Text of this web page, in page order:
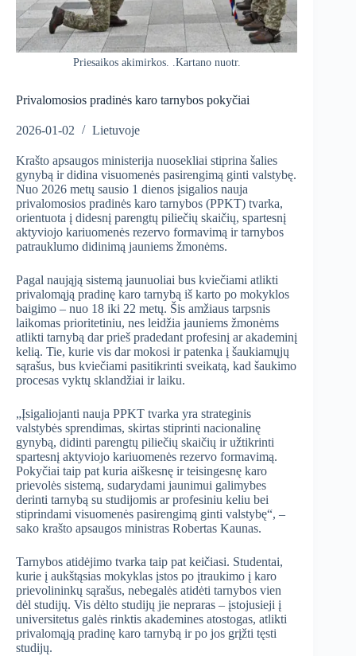
Priesaikos akimirkos. .Kartano nuotr.
Privalomosios pradinės karo tarnybos pokyčiai
2026-01-02 Lietuvoje
Krašto apsaugos ministerija nuosekliai stiprina šalies
gynybą ir didina visuomenės pasirengimą ginti valstybę.
Nuo 2026 metų sausio 1 dienos įsigalios nauja
privalomosios pradinės karo tarnybos (PPKT) tvarka,
orientuota į didesnį parengtų piliečių skaičių, spartesnį
aktyviojo kariuomenės rezervo formavimą ir tarnybos
patrauklumo didinimą jauniems žmonėms.
Pagal naująją sistemą jaunuoliai bus kviečiami atlikti
privalomąją pradinę karo tarnybą iš karto po mokyklos
baigimo – nuo 18 iki 22 metų. Šis amžiaus tarpsnis
laikomas prioritetiniu, nes leidžia jauniems žmonėms
atlikti tarnybą dar prieš pradedant profesinį ar akademinį
kelią. Tie, kurie vis dar mokosi ir patenka į šaukiamųjų
sąrašus, bus kviečiami pasitikrinti sveikatą, kad šaukimo
procesas vyktų sklandžiai ir laiku.
„Įsigaliojanti nauja PPKT tvarka yra strateginis
valstybės sprendimas, skirtas stiprinti nacionalinę
gynybą, didinti parengtų piliečių skaičių ir užtikrinti
spartesnį aktyviojo kariuomenės rezervo formavimą.
Pokyčiai taip pat kuria aiškesnę ir teisingesnę karo
prievolės sistemą, sudarydami jaunimui galimybes
derinti tarnybą su studijomis ar profesiniu keliu bei
stiprindami visuomenės pasirengimą ginti valstybę“, –
sako krašto apsaugos ministras Robertas Kaunas.
Tarnybos atidėjimo tvarka taip pat keičiasi. Studentai,
kurie į aukštąsias mokyklas įstos po įtraukimo į karo
prievolininkų sąrašus, nebegalės atidėti tarnybos vien
dėl studijų. Vis dėlto studijų jie nepraras – įstojusieji į
universitetus galės rinktis akademines atostogas, atlikti
privalomąją pradinę karo tarnybą ir po jos grįžti tęsti
studijų.